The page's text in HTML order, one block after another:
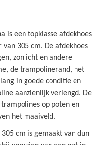
is een topklasse afdekhoes
305 cm. De afdekhoes
zonlicht en andere
de trampolinerand, het
in goede conditie en
aanzienlijk verlengd. De
op poten en
het maaiveld.
cm is gemaakt van dun
voorzien van een gat in